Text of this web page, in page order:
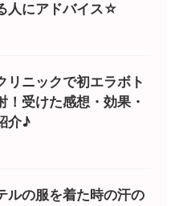
人にアドバイス☆
リニックで初エラボト
！受けた感想・効果・
介♪
ルの服を着た時の汗の